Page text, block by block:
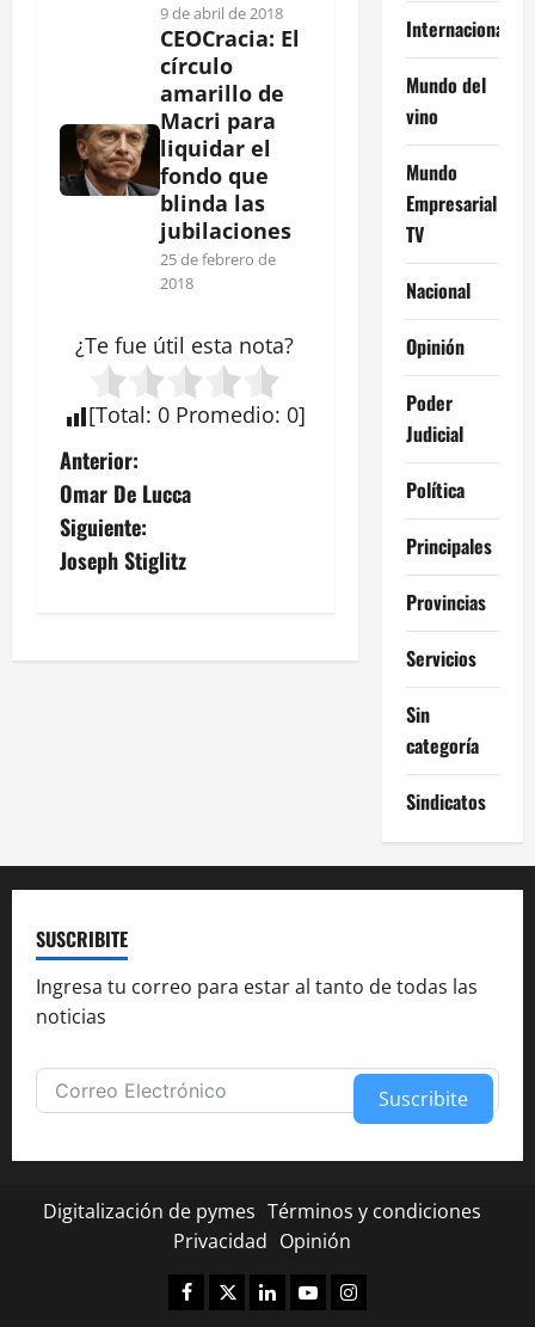
9 de abril de 2018
CEOCracia: El
círculo
amarillo de
Macri para
liquidar el
fondo que
blinda las
jubilaciones
25 de febrero de
2018
¿Te fue útil esta nota?
[Total: 0 Promedio: 0]
N
a
v
g
ó
n
d
e
e
n
t
r
Anterior:
Omar De Lucca
Siguiente:
Joseph Stiglitz
Internacional
Mundo del
vino
Mundo
Empresarial
TV
Nacional
Opinión
Poder
Judicial
Política
Principales
Provincias
Servicios
Sin
categoría
Sindicatos
SUSCRIBITE
Ingresa tu correo para estar al tanto de todas las
noticias
Suscribite
Digitalización de pymes Términos y condiciones
Privacidad Opinión
Facebook
TwitterLinkedinYoutubeInstagram
¿Te fue útil esta nota?